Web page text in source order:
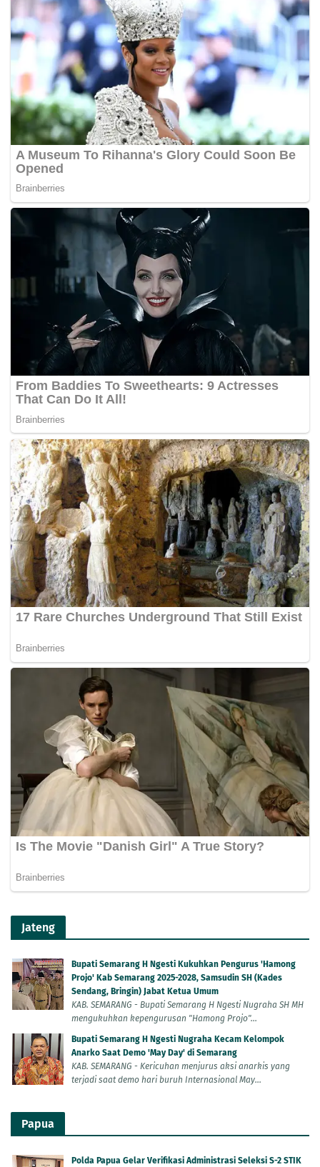
Jateng
Bupati Semarang H Ngesti Kukuhkan Pengurus 'Hamong
Projo' Kab Semarang 2025-2028, Samsudin SH (Kades
Sendang, Bringin) Jabat Ketua Umum
KAB. SEMARANG - Bupati Semarang H Ngesti Nugraha SH MH
mengukuhkan kepengurusan "Hamong Projo"...
Bupati Semarang H Ngesti Nugraha Kecam Kelompok
Anarko Saat Demo 'May Day' di Semarang
KAB. SEMARANG - Kericuhan menjurus aksi anarkis yang
terjadi saat demo hari buruh Internasional May...
Papua
Polda Papua Gelar Verifikasi Administrasi Seleksi S-2 STIK